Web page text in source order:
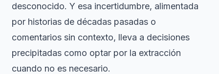
desconocido. Y esa incertidumbre, alimentada
por historias de décadas pasadas o
comentarios sin contexto, lleva a decisiones
precipitadas como optar por la extracción
cuando no es necesario.